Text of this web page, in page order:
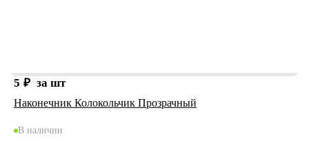
5 ₽ за шт
Наконечник Колокольчик Прозрачный
В наличии